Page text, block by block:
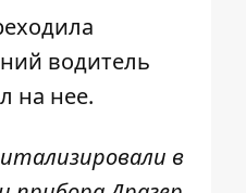
водитель
на нее.
в